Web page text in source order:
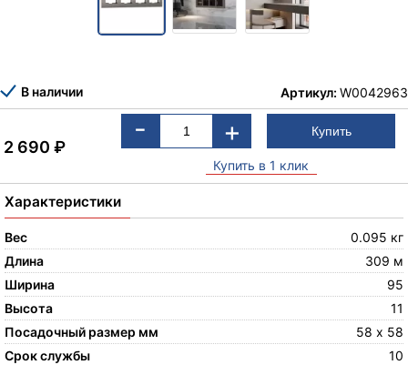
В наличии Артикул: W0042963
2 690₽
- +
Купить в 1 клик
Характеристики
Вес
0.095 кг
Длина
309 м
Ширина
95
Высота
11
Посадочный размер мм
58 х 58
Срок службы
10